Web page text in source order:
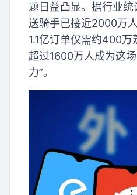
题日益凸显。据行业
送骑手已接近2000万
1.1亿订单仅需约400
超过1600万人成为这
力”。